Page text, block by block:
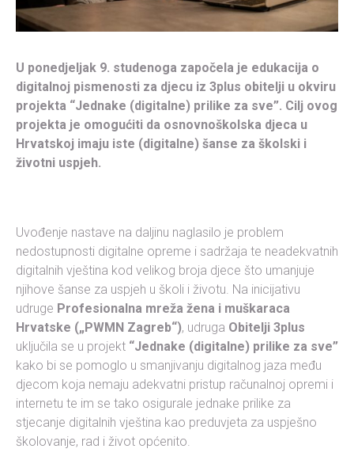
U ponedjeljak 9. studenoga započela je edukacija o
digitalnoj pismenosti za djecu iz 3plus obitelji u okviru
projekta “Jednake (digitalne) prilike za sve”. Cilj ovog
projekta je omogućiti da osnovnoškolska djeca u
Hrvatskoj imaju iste (digitalne) šanse za školski i
životni uspjeh.
Uvođenje nastave na daljinu naglasilo je problem
nedostupnosti digitalne opreme i sadržaja te neadekvatnih
digitalnih vještina kod velikog broja djece što umanjuje
njihove šanse za uspjeh u školi i životu. Na inicijativu
udruge Profesionalna mreža žena i muškaraca
Hrvatske („PWMN Zagreb“), udruga Obitelji 3plus
uključila se u projekt “Jednake (digitalne) prilike za sve”
kako bi se pomoglo u smanjivanju digitalnog jaza među
djecom koja nemaju adekvatni pristup računalnoj opremi i
internetu te im se tako osigurale jednake prilike za
stjecanje digitalnih vještina kao preduvjeta za uspješno
školovanje, rad i život općenito.